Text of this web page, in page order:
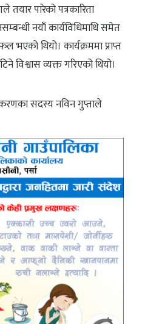
तयार पारेको पत्रकारिता
नयाँ कार्यविधिमाथि समेत
थियो। कार्यक्रममा प्राप्त
विश्वास व्यक्त गरिएको थियो।
सदस्य नविन गुप्ताले